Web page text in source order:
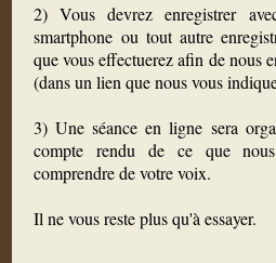
2) Vous devrez enregistrer
smartphone ou tout autre
que vous effectuerez afin de nous
(dans un lien que nous vous
3) Une séance en ligne sera
compte rendu de ce que
comprendre de votre voix.
Il ne vous reste plus qu'à essayer.